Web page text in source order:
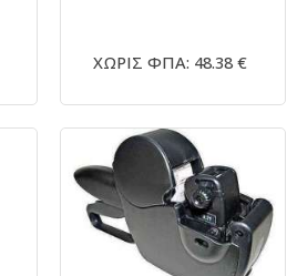
ΧΩΡΙΣ ΦΠΑ: 48.38 €